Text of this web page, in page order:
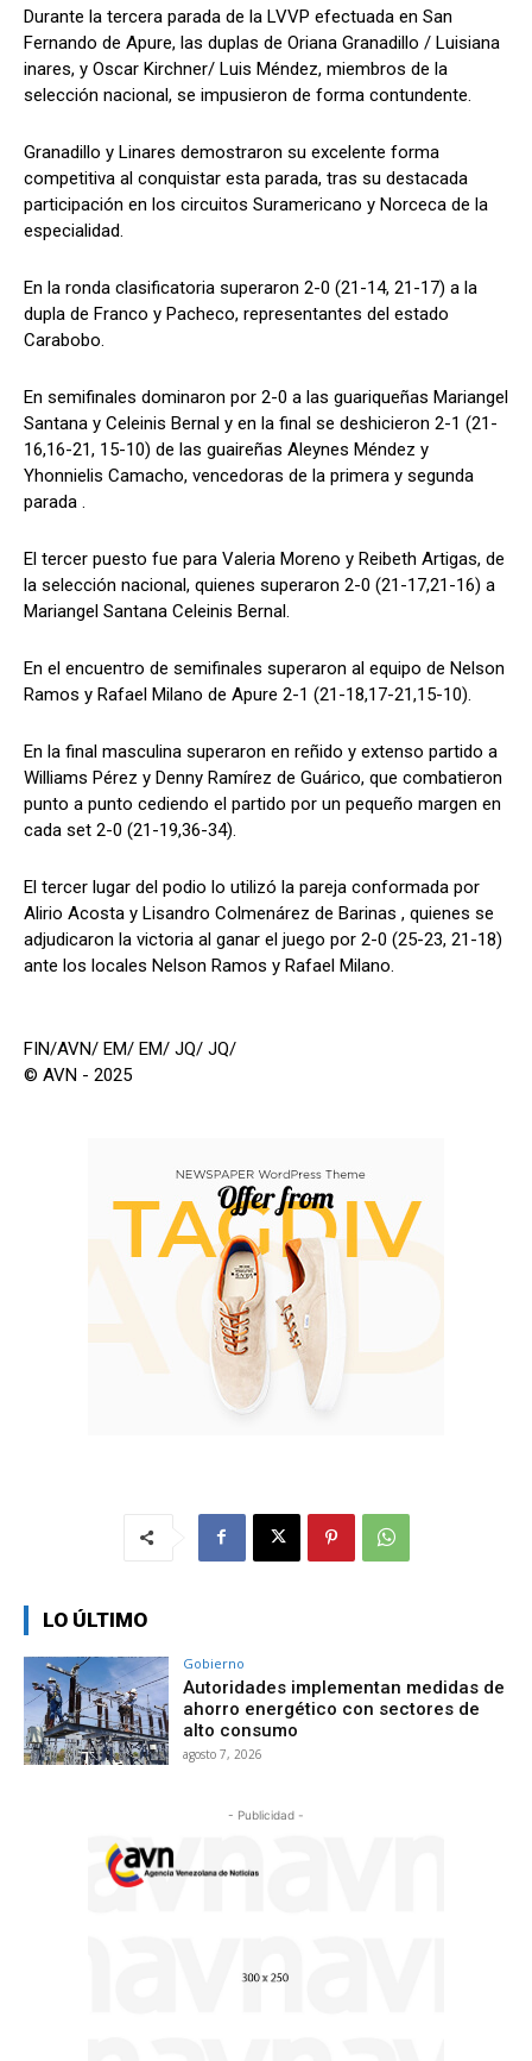
Durante la tercera parada de la LVVP efectuada en San
Fernando de Apure, las duplas de Oriana Granadillo / Luisiana
inares, y Oscar Kirchner/ Luis Méndez, miembros de la
selección nacional, se impusieron de forma contundente.
Granadillo y Linares demostraron su excelente forma
competitiva al conquistar esta parada, tras su destacada
participación en los circuitos Suramericano y Norceca de la
especialidad.
En la ronda clasificatoria superaron 2-0 (21-14, 21-17) a la
dupla de Franco y Pacheco, representantes del estado
Carabobo.
En semifinales dominaron por 2-0 a las guariqueñas Mariangel
Santana y Celeinis Bernal y en la final se deshicieron 2-1 (21-
16,16-21, 15-10) de las guaireñas Aleynes Méndez y
Yhonnielis Camacho, vencedoras de la primera y segunda
parada .
El tercer puesto fue para Valeria Moreno y Reibeth Artigas, de
la selección nacional, quienes superaron 2-0 (21-17,21-16) a
Mariangel Santana Celeinis Bernal.
En el encuentro de semifinales superaron al equipo de Nelson
Ramos y Rafael Milano de Apure 2-1 (21-18,17-21,15-10).
En la final masculina superaron en reñido y extenso partido a
Williams Pérez y Denny Ramírez de Guárico, que combatieron
punto a punto cediendo el partido por un pequeño margen en
cada set 2-0 (21-19,36-34).
El tercer lugar del podio lo utilizó la pareja conformada por
Alirio Acosta y Lisandro Colmenárez de Barinas , quienes se
adjudicaron la victoria al ganar el juego por 2-0 (25-23, 21-18)
ante los locales Nelson Ramos y Rafael Milano.
FIN/AVN/ EM/ EM/ JQ/ JQ/
© AVN - 2025
LO ÚLTIMO
Gobierno
Autoridades implementan medidas de
ahorro energético con sectores de
alto consumo
agosto 7, 2026
- Publicidad -